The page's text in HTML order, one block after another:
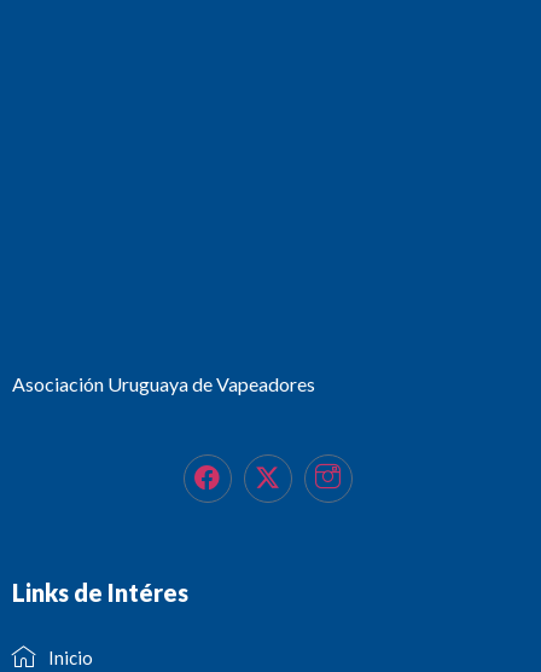
Asociación Uruguaya de Vapeadores
Links de Intéres
Inicio